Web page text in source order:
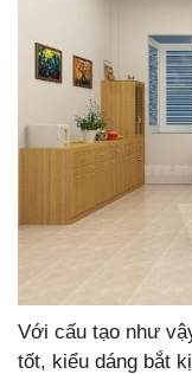
Với cấu tạo như
tốt, kiểu dáng bắt